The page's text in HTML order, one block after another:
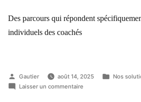
Des parcours qui répondent
individuels des coachés
Gautier août 14, 2025
Nos
Laisser un commentaire